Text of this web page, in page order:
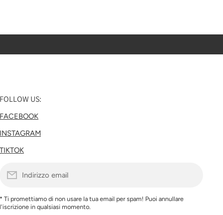
FOLLOW US:
FACEBOOK
INSTAGRAM
TIKTOK
Indirizzo email
* Ti promettiamo di non usare la tua email per spam! Puoi annullare
l'iscrizione in qualsiasi momento.